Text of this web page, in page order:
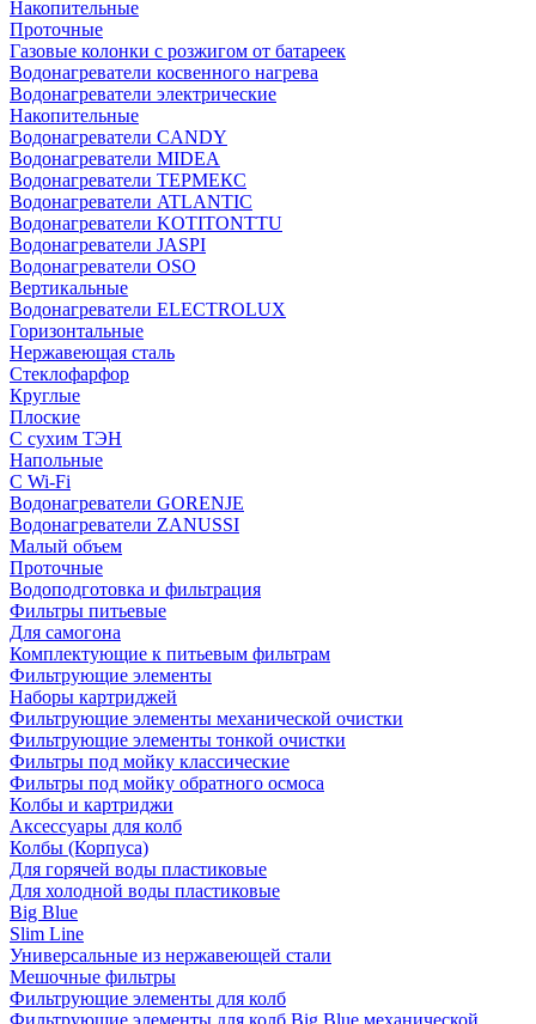
Накопительные
Проточные
Газовые колонки с розжигом от батареек
Водонагреватели косвенного нагрева
Водонагреватели электрические
Накопительные
Водонагреватели CANDY
Водонагреватели MIDEA
Водонагреватели ТЕРМЕКС
Водонагреватели ATLANTIC
Водонагреватели KOTITONTTU
Водонагреватели JASPI
Водонагреватели OSO
Вертикальные
Водонагреватели ELECTROLUX
Горизонтальные
Нержавеющая сталь
Стеклофарфор
Круглые
Плоские
С сухим ТЭН
Напольные
С Wi-Fi
Водонагреватели GORENJE
Водонагреватели ZANUSSI
Малый объем
Проточные
Водоподготовка и фильтрация
Фильтры питьевые
Для самогона
Комплектующие к питьевым фильтрам
Фильтрующие элементы
Наборы картриджей
Фильтрующие элементы механической очистки
Фильтрующие элементы тонкой очистки
Фильтры под мойку классические
Фильтры под мойку обратного осмоса
Колбы и картриджи
Аксессуары для колб
Колбы (Корпуса)
Для горячей воды пластиковые
Для холодной воды пластиковые
Big Blue
Slim Line
Универсальные из нержавеющей стали
Мешочные фильтры
Фильтрующие элементы для колб
Фильтрующие элементы для колб Big Blue механической